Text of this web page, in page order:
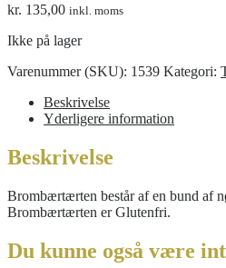
kr. 135,00 inkl. moms
Ikke på lager
Varenummer (SKU): 1539 Kategori:
Beskrivelse
Yderligere information
Beskrivelse
Brombærtærten består af en bund af
Brombærtærten er Glutenfri.
Du kunne også være